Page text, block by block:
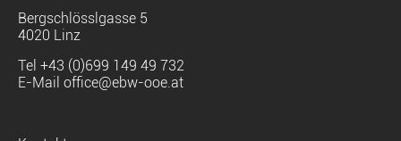
Bergschlösslgasse 5
4020 Linz
Tel +43 (0)699 149 49 732
E-Mail office@ebw-ooe.at